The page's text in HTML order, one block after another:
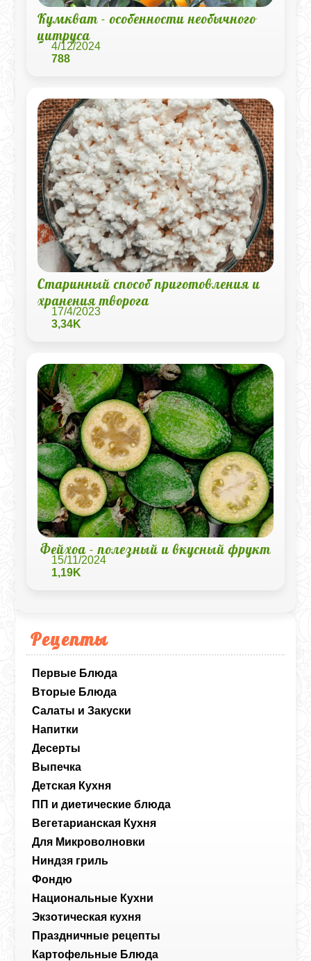
Рецепты
Первые Блюда
Вторые Блюда
Салаты и Закуски
Напитки
Десерты
Выпечка
Детская Кухня
ПП и диетические блюда
Вегетарианская Кухня
Для Микроволновки
Ниндзя гриль
Фондю
Национальные Кухни
Экзотическая кухня
Праздничные рецепты
Картофельные Блюда
Кумкват - особенности необычного
цитруса
4/12/2024
788
Старинный способ приготовления и
хранения творога
17/4/2023
3,34K
Фейхоа - полезный и вкусный фрукт
15/11/2024
1,19K